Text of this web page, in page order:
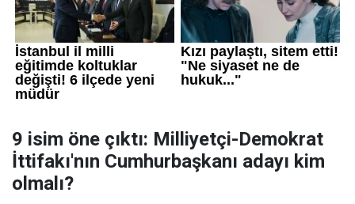
9 isim öne çıktı: Milliyetçi-Demokrat
İttifakı'nın Cumhurbaşkanı adayı kim
olmalı?